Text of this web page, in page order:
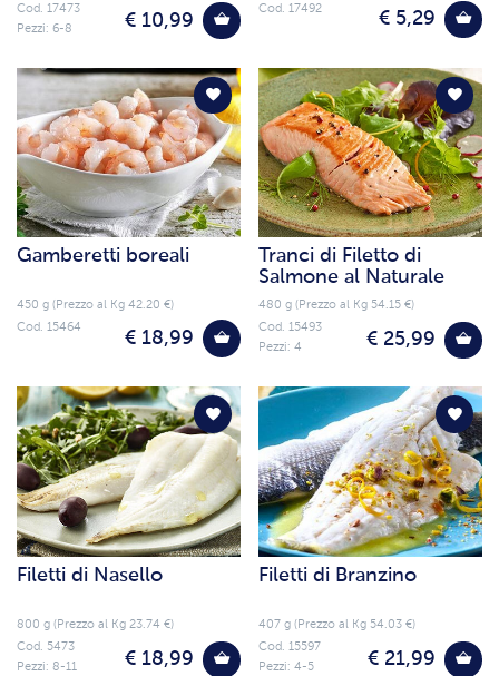
€ 10,99
Cod. 17473
Pezzi: 6-8
€ 5,29
Cod. 17492
Gamberetti boreali
450 g (Prezzo al Kg 42.20 €)
€ 18,99
Cod. 15464
Tranci di Filetto di
Salmone al Naturale
480 g (Prezzo al Kg 54.15 €)
€ 25,99
Cod. 15493
Pezzi: 4
Filetti di Nasello
800 g (Prezzo al Kg 23.74 €)
€ 18,99
Cod. 5473
Pezzi: 8-11
Filetti di Branzino
407 g (Prezzo al Kg 54.03 €)
€ 21,99
Cod. 15597
Pezzi: 4-5